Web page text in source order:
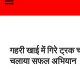
गहरी खाई में गिरे
चलाया सफल अभियान